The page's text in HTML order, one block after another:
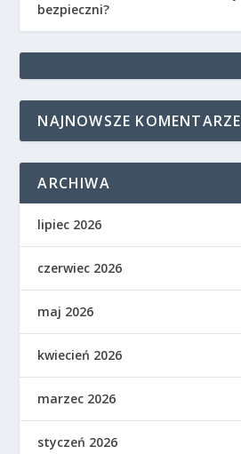
bezpieczni?
NAJNOWSZE KOMENTARZE
ARCHIWA
lipiec 2026
czerwiec 2026
maj 2026
kwiecień 2026
marzec 2026
styczeń 2026